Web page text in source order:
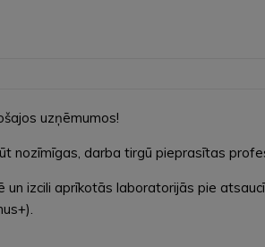
uzņēmumos!
nozīmīgas, darba tirgū pieprasītas
izcili aprīkotās laboratorijās pie